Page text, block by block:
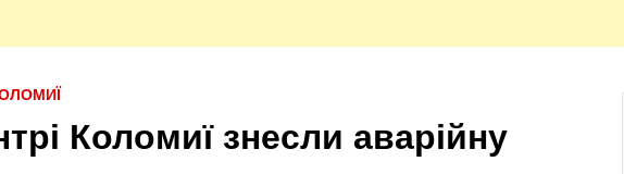
Коломиї знесли аварійну